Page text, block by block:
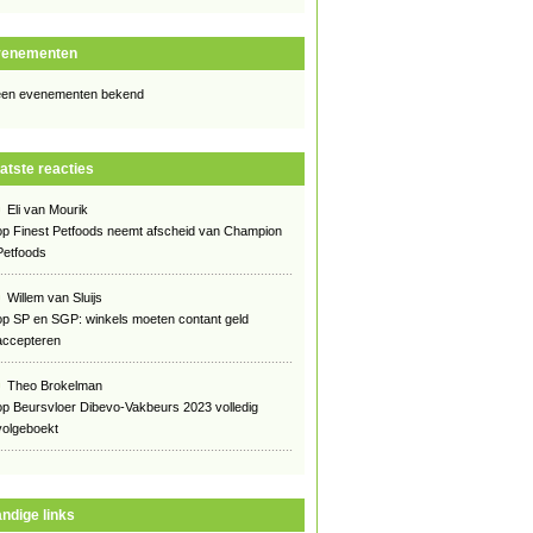
evenementen bekend
reacties
Eli van Mourik
Finest Petfoods neemt afscheid van Champion
Willem van Sluijs
SP en SGP: winkels moeten contant geld
Theo Brokelman
Beursvloer Dibevo-Vakbeurs 2023 volledig
links